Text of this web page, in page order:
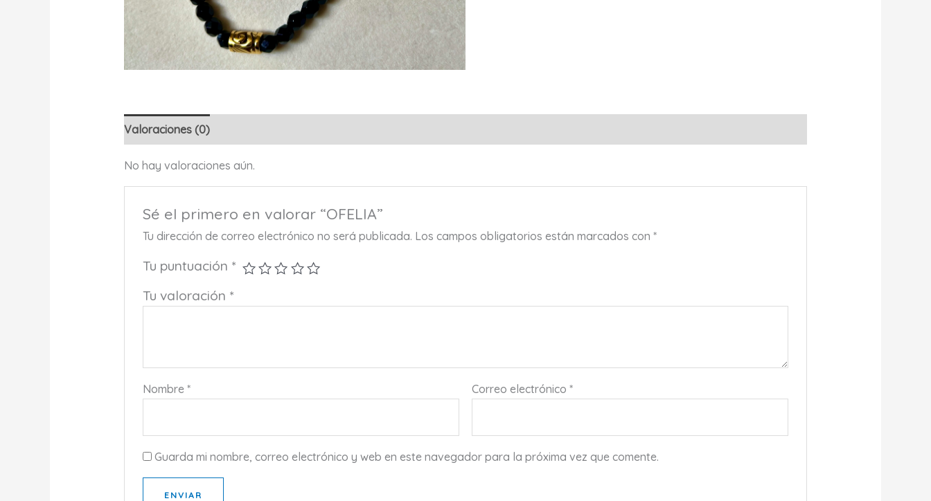
Valoraciones (0)
No hay valoraciones aún.
Sé el primero en valorar “OFELIA”
Tu dirección de correo electrónico no será publicada. Los campos obligatorios están marcados con*
Tu puntuación *
Tu valoración *
Nombre* Correo electrónico*
Guarda mi nombre, correo electrónico y web en este navegador para la próxima vez que comente.